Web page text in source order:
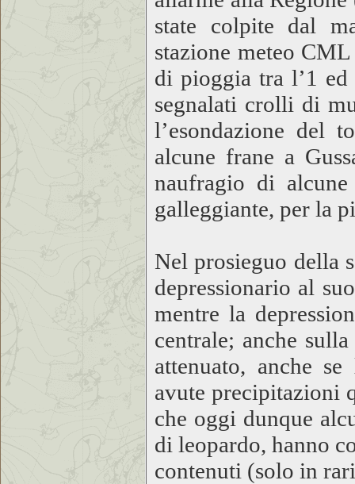
state colpite dal
stazione meteo
di pioggia tra l’1
segnalati crolli di
l’esondazione del
alcune frane a
naufragio di
galleggiante, per la
Nel prosieguo della
depressionario al
mentre la
centrale; anche
attenuato, anche se
avute precipitazioni
che oggi dunque
di leopardo, hanno
contenuti (solo in